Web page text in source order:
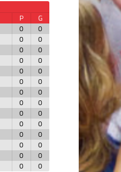
P
G
0
0
0
0
0
0
0
0
0
0
0
0
0
0
0
0
0
0
0
0
0
0
0
0
0
0
0 0